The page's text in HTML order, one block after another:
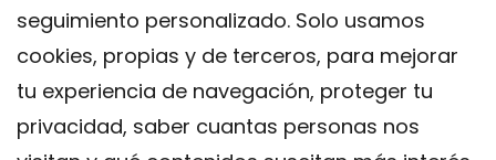
seguimiento personalizado. Solo usamos
cookies, propias y de terceros, para mejorar
tu experiencia de navegación, proteger tu
privacidad, saber cuantas personas nos